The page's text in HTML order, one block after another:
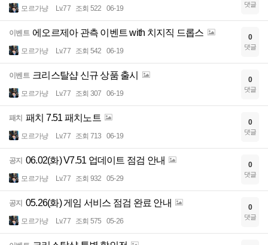
모르가냥 Lv.77 조회 522 06-19 댓글
이벤트 에오르제아 관측 이벤트 with 치지직 드롭스
모르가냥 Lv.77 조회 542 06-19
0
댓글
이벤트 크리스탈샵 신규 상품 출시
모르가냥 Lv.77 조회 307 06-19
0
댓글
패치 패치 7.51 패치노트
모르가냥 Lv.77 조회 713 06-19
0
댓글
공지 06.02(화) V7.51 업데이트 점검 안내
모르가냥 Lv.77 조회 932 05-29
0
댓글
공지 05.26(화) 게임 서비스 점검 완료 안내
모르가냥 Lv.77 조회 575 05-26
0
댓글